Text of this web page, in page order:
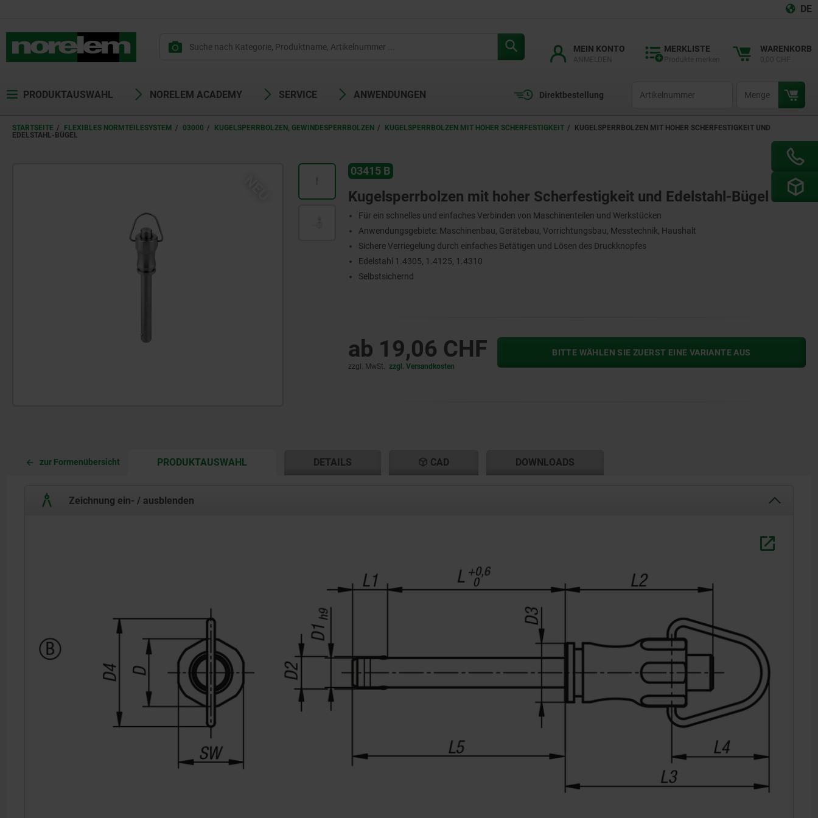
DE
MEIN KONTO MERKLISTE WARENKORB
PRODUKTAUSWAHL NORELEM ACADEMY SERVICE ANWENDUNGEN Direktbestellung
STARTSEITE FLEXIBLES NORMTEILESYSTEM 03000 KUGELSPERRBOLZEN, GEWINDESPERRBOLZEN KUGELSPERRBOLZEN MIT HOHER SCHERFESTIGKEIT
KUGELSPERRBOLZEN MIT HOHER SCHERFESTIGKEIT UND
EDELSTAHL-BÜGEL
03415 B
Kugelsperrbolzen mit hoher Scherfestigkeit und Edelstahl-Bügel
Für ein schnelles und einfaches Verbinden von Maschinenteilen und Werkstücken
Anwendungsgebiete: Maschinenbau, Gerätebau, Vorrichtungsbau, Messtechnik, Haushalt
Sichere Verriegelung durch einfaches Betätigen und Lösen des Druckknopfes
Edelstahl 1.4305, 1.4125, 1.4310
Selbstsichernd
ab 19,06 CHF
zzgl. MwSt. zzgl. Versandkosten
BITTE WÄHLEN SIE ZUERST EINE VARIANTE AUS
zur Formenübersicht PRODUKTAUSWAHL DETAILS CAD DOWNLOADS
Zeichnung ein- / ausblenden